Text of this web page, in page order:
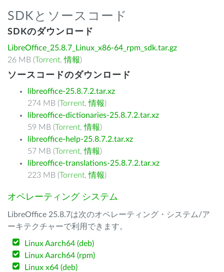
SDKとソースコード
SDKのダウンロード
LibreOffice_25.8.7_Linux_x86-64_rpm_sdk.tar.gz
26 MB (Torrent,情報)
ソースコードのダウンロード
libreoffice-25.8.7.2.tar.xz
274 MB (Torrent,情報)
libreoffice-dictionaries-25.8.7.2.tar.xz
59 MB (Torrent,情報)
libreoffice-help-25.8.7.2.tar.xz
57 MB (Torrent,情報)
libreoffice-translations-25.8.7.2.tar.xz
223 MB (Torrent,情報)
オペレーティング システム
LibreOffice 25.8.7は次のオペレーティング・システム/ア
ーキテクチャーで利用できます。
Linux Aarch64 (deb)
Linux Aarch64 (rpm)
Linux x64 (deb)